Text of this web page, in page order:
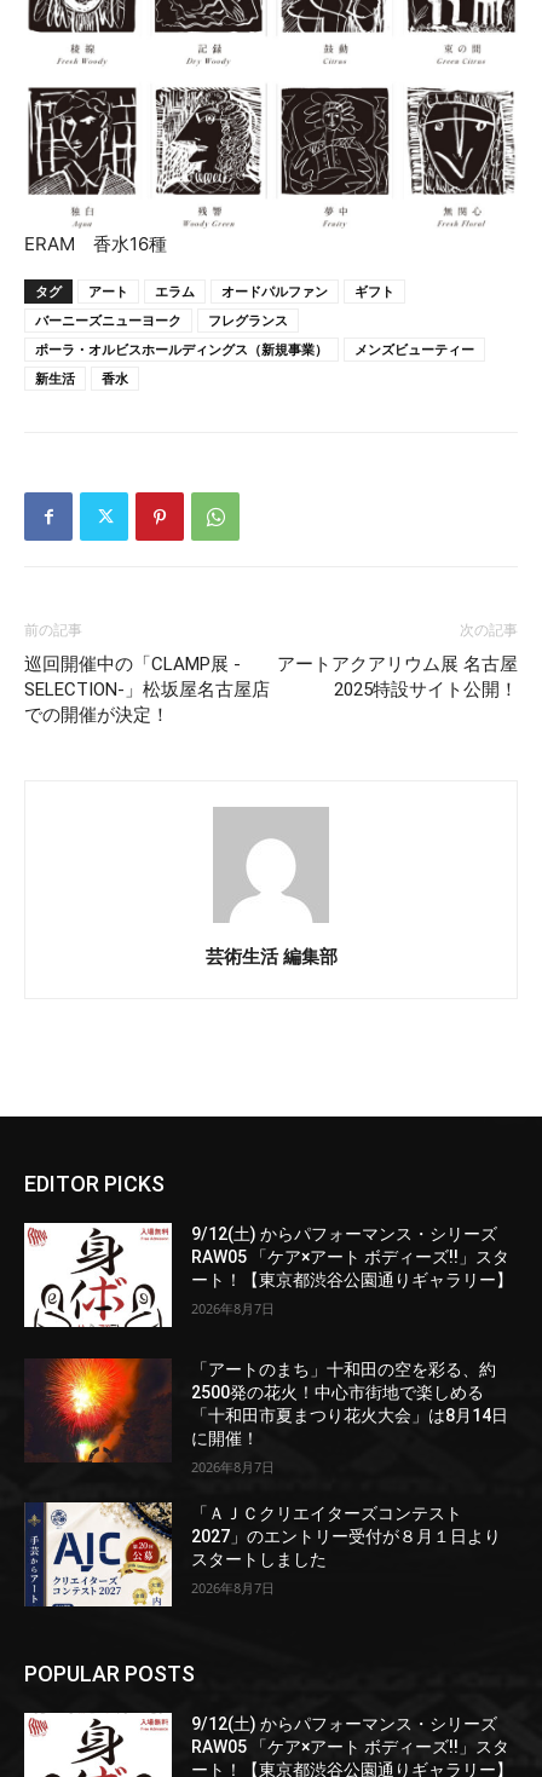
ERAM 香水16種
タグ アート エラム オードパルファン
ギフト
バーニーズニューヨーク
フレグランス
ポーラ・オルビスホールディングス（新規事業）
メンズビューティー
新生活
香水
前の記事
巡回開催中の「CLAMP展 -
SELECTION-」松坂屋名古屋店
での開催が決定！
次の記事
アートアクアリウム展 名古屋
2025特設サイト公開！
芸術生活 編集部
EDITOR PICKS
9/12(土) からパフォーマンス・シリーズ
RAW05 「ケア×アート ボディーズ!!」スタ
ート！【東京都渋谷公園通りギャラリー】
2026年8月7日
「アートのまち」十和田の空を彩る、約
2500発の花火！中心市街地で楽しめる
「十和田市夏まつり花火大会」は8月14日
に開催！
2026年8月7日
「ＡＪＣクリエイターズコンテスト
2027」のエントリー受付が８月１日より
スタートしました
2026年8月7日
POPULAR POSTS
9/12(土) からパフォーマンス・シリーズ
RAW05 「ケア×アート ボディーズ!!」スタ
ート！【東京都渋谷公園通りギャラリー】